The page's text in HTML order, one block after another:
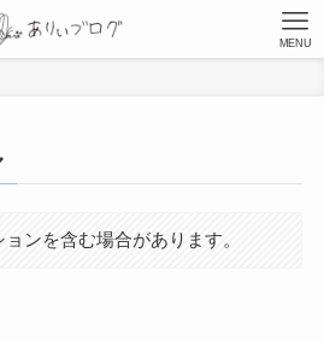
MENU
ンを含む場合があります。